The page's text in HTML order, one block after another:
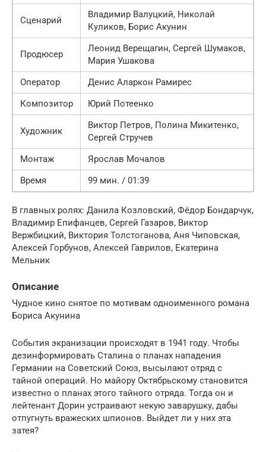
Сценарий
Владимир Валуцкий, Николай
Куликов, Борис Акунин
Продюсер
Леонид Верещагин, Сергей Шумаков,
Мария Ушакова
Оператор
Денис Аларкон Рамирес
Композитор
Юрий Потеенко
Художник
Виктор Петров, Полина Микитенко,
Сергей Стручев
Монтаж
Ярослав Мочалов
Время
99 мин. / 01:39
В главных ролях: Данила Козловский, Фёдор Бондарчук,
Владимир Епифанцев, Сергей Газаров, Виктор
Вержбицкий, Виктория Толстоганова, Аня Чиповская,
Алексей Горбунов, Алексей Гаврилов, Екатерина
Мельник
Описание
Чудное кино снятое по мотивам одноименного романа
Бориса Акунина
События экранизации происходят в 1941 году. Чтобы
дезинформировать Сталина о планах нападения
Германии на Советский Союз, высылают отряд с
тайной операций. Но майору Октябрьскому становится
известно о планах этого тайного отряда. Тогда он и
лейтенант Дорин устраивают некую заварушку, дабы
отпугнуть вражеских шпионов. Выйдет ли у них эта
затея?